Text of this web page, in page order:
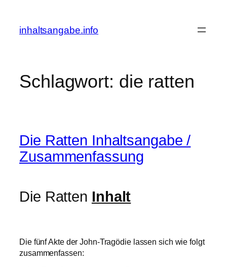
springen
inhaltsangabe.info
Schlagwort: die ratten
Die Ratten Inhaltsangabe /
Zusammenfassung
Die Ratten Inhalt
Die fünf Akte der John-Tragödie lassen sich wie folgt
zusammenfassen: